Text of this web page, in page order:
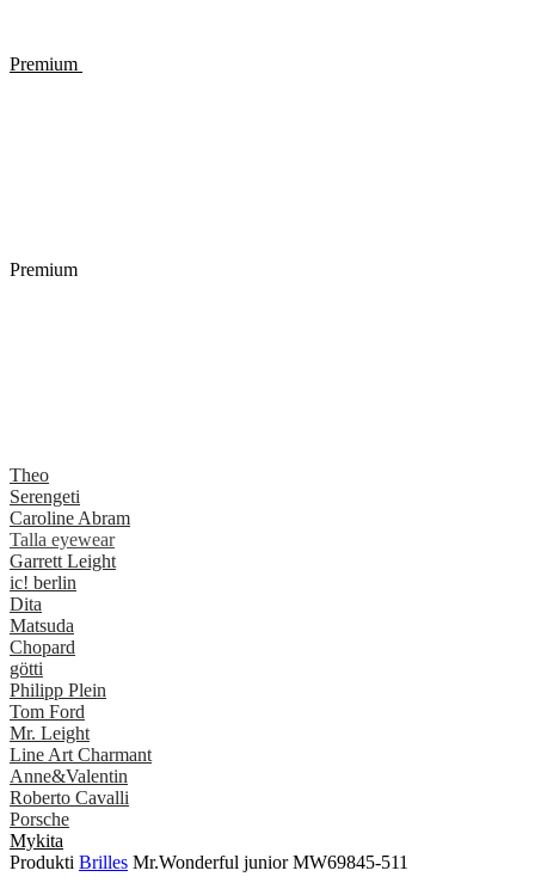
Premium
Premium
Theo
Serengeti
Caroline Abram
Talla eyewear
Garrett Leight
ic! berlin
Dita
Matsuda
Chopard
götti
Philipp Plein
Tom Ford
Mr. Leight
Line Art Charmant
Anne&Valentin
Roberto Cavalli
Porsche
Mykita
Produkti Brilles Mr.Wonderful junior MW69845-511